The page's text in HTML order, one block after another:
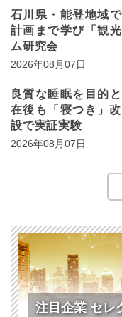
石川県・能登地域
計画まで学び「観
ム研究会
2026年08月07日
良質な睡眠を目的
在後も「寝つき」
設で実証実験
2026年08月07日
注目企業 セレ